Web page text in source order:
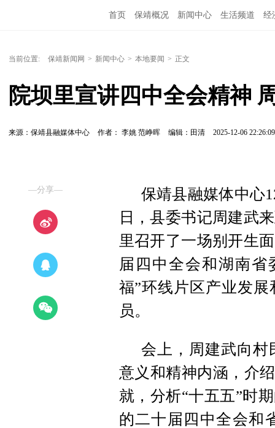
首页 保靖概况 新闻中心 生活频道 经
当前位置: 保靖新闻网 > 新闻中心 > 本地要闻 > 正文
院坝里宣讲四中全会精神
来源：保靖县融媒体中心 作者： 李姚 范峥晖 编辑：田清 2025-12-06 22:26:09
—分享—
保靖县融媒体中心
日，县委书记周建武
里召开了一场别开生
届四中全会和湖南
福”环线片区产业发
员。
会上，周建武向村
意义和精神内涵，介
就，分析“十五五”时
的二十届四中全会和